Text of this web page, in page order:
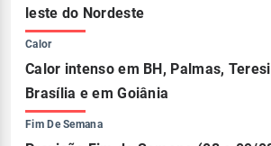
leste do Nordeste
Calor
Calor intenso em BH, Palmas,
Brasília e em Goiânia
Fim De Semana